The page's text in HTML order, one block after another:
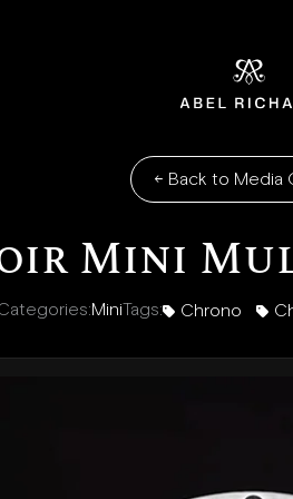
← Back to Media
Mini
MiniTags: Chrono